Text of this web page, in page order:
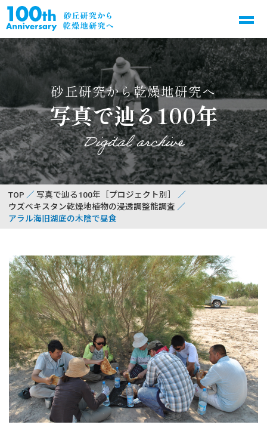
砂丘研究から乾燥地研究へ
写真で辿る100年
Digital archive
TOP
写真で辿る100年［プロジェクト別］
ウズベキスタン乾燥地植物の浸透調整能調査
アラル海旧湖底の木陰で昼食